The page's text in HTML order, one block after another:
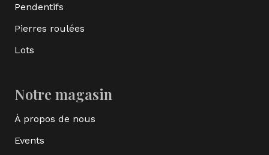
Pendentifs
Pierres roulées
Lots
Notre magasin
À propos de nous
Events